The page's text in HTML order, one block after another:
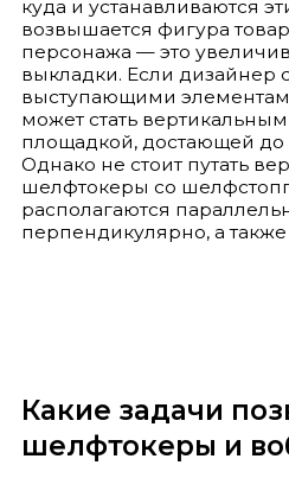
куда и устанавливаются
возвышается фигура
персонажа — это
выкладки. Если дизайнер
выступающими
может стать
площадкой, достающей до
Однако не стоит путать
шелфтокеры со
располагаются
перпендикулярно, а
Какие задачи
шелфтокеры и